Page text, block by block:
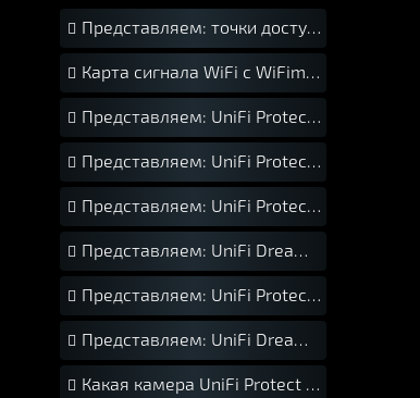
Представляем: точки доступа UniFi 6
Карта сигнала WiFi с WiFiman
Представляем: UniFi Protect G4 Doorbell Pro
Представляем: UniFi Protect Camera G4 Instant
Представляем: UniFi Protect AI Bullet
Представляем: UniFi Dream Router
Представляем: UniFi Protect AI 360
Представляем: UniFi Dream Machine Pro SE
Какая камера UniFi Protect мне подходит?